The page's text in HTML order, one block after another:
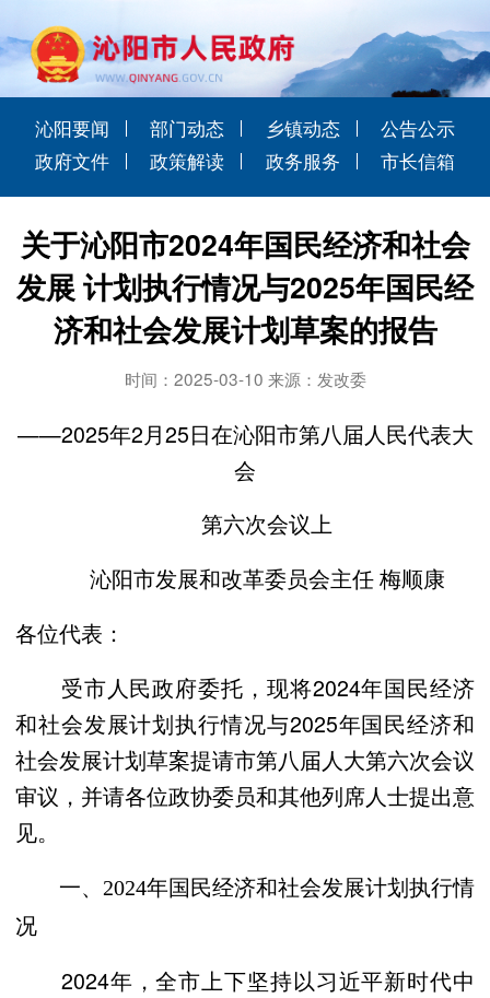
沁阳要闻 部门动态 乡镇动态
公告公示
政府文件
政策解读 政务服务 市长信箱
关于沁阳市2024年国民经济和社会
发展 计划执行情况与2025年国民经
济和社会发展计划草案的报告
时间：2025-03-10 来源：发改委
——2025年2月25日在沁阳市第八届人民代表大
会
第六次会议上
沁阳市发展和改革委员会主任 梅顺康
各位代表：
受市人民政府委托，现将2024年国民经济
和社会发展计划执行情况与2025年国民经济和
社会发展计划草案提请市第八届人大第六次会议
审议，并请各位政协委员和其他列席人士提出意
见。
一、2024年国民经济和社会发展计划执行情
况
2024年，全市上下坚持以习近平新时代中